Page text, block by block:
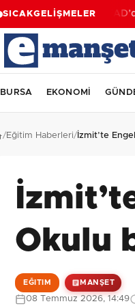
SICAKGELİŞMELER
BURSA EKONOMİ
/Eğitim Haberleri/ İzmit’te
Okulu
EĞITIM MANŞET
08 Temmuz 2026, 14:49